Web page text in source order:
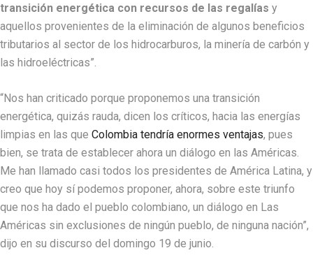
transición energética con recursos de las regalías y
aquellos provenientes de la eliminación de algunos beneficios
tributarios al sector de los hidrocarburos, la minería de carbón y
las hidroeléctricas”.
“Nos han criticado porque proponemos una transición
energética, quizás rauda, dicen los críticos, hacia las energías
limpias en las que Colombia tendría enormes ventajas, pues
bien, se trata de establecer ahora un diálogo en las Américas.
Me han llamado casi todos los presidentes de América Latina, y
creo que hoy sí podemos proponer, ahora, sobre este triunfo
que nos ha dado el pueblo colombiano, un diálogo en Las
Américas sin exclusiones de ningún pueblo, de ninguna nación”,
dijo en su discurso del domingo 19 de junio.